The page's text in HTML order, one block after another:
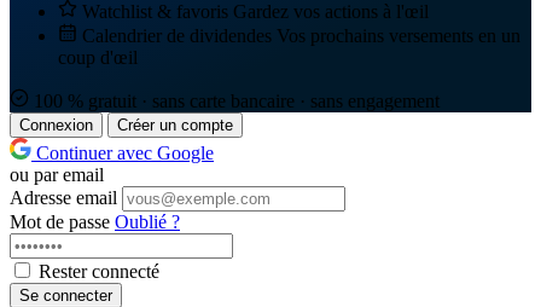
Watchlist & favoris Gardez vos actions à l'œil
Calendrier de dividendes Vos prochains versements en un
coup d'œil
100 % gratuit · sans carte bancaire · sans engagement
Connexion Créer un compte
Continuer avec Google
ou par email
Adresse email
Mot de passe Oublié ?
Rester connecté
Se connecter